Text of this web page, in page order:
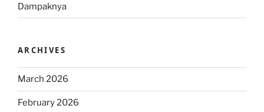
Dampaknya
ARCHIVES
March 2026
February 2026